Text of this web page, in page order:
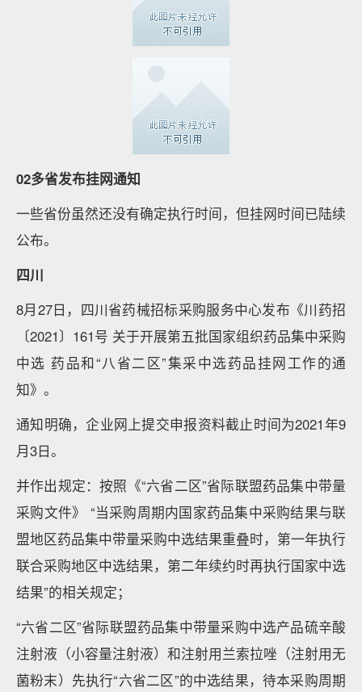
02多省发布挂网通知
一些省份虽然还没有确定执行时间，但挂网时间已陆续
公布。
四川
8月27日，四川省药械招标采购服务中心发布《川药招
〔2021〕161号 关于开展第五批国家组织药品集中采购
中选 药品和“八省二区”集采中选药品挂网工作的通
知》。
通知明确，企业网上提交申报资料截止时间为2021年9
月3日。
并作出规定：按照《“六省二区”省际联盟药品集中带量
采购文件》 “当采购周期内国家药品集中采购结果与联
盟地区药品集中带量采购中选结果重叠时，第一年执行
联合采购地区中选结果，第二年续约时再执行国家中选
结果”的相关规定；
“六省二区”省际联盟药品集中带量采购中选产品硫辛酸
注射液（小容量注射液）和注射用兰索拉唑（注射用无
菌粉末）先执行“六省二区”的中选结果，待本采购周期